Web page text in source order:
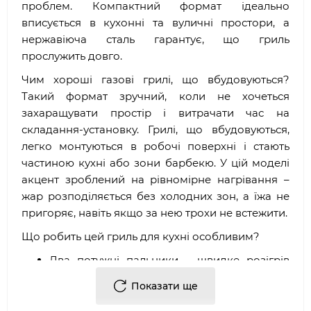
проблем. Компактний формат ідеально
вписується в кухонні та вуличні простори, а
нержавіюча сталь гарантує, що гриль
прослужить довго.
Чим хороші газові грилі, що вбудовуються?
Такий формат зручний, коли не хочеться
захаращувати простір і витрачати час на
складання-установку. Грилі, що вбудовуються,
легко монтуються в робочі поверхні і стають
частиною кухні або зони барбекю. У цій моделі
акцент зроблений на рівномірне нагрівання –
жар розподіляється без холодних зон, а їжа не
пригоряє, навіть якщо за нею трохи не встежити.
Що робить цей гриль для кухні особливим?
Два потужні пальники – швидке розігрів
без зайвої витрати газу.
Гладка поверхня – можна готувати м'ясо,
Показати ще